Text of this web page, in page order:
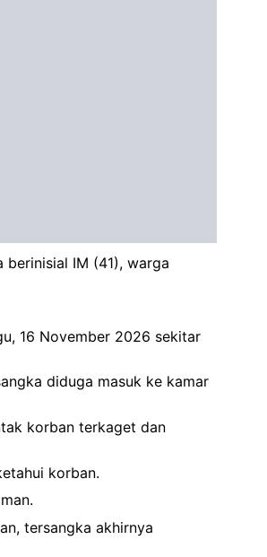
IM (41), warga
16 November 2026 sekitar
diduga masuk ke kamar
korban terkaget dan
korban.
tersangka akhirnya